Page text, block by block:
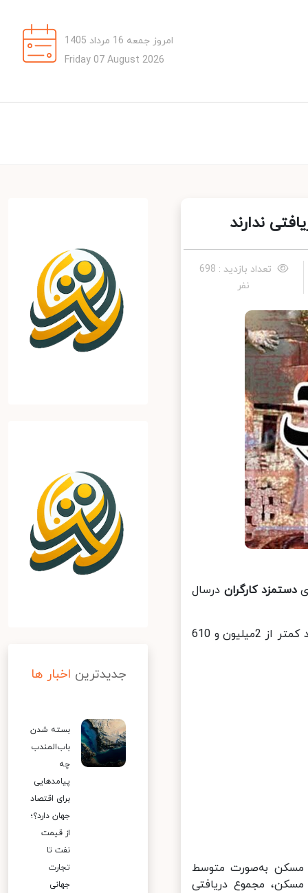
امروز جمعه 16 مرداد 1405
Friday 07 August 2026
تعداد بازدید : 698
نفر
دستمزد کارگراندرسال
از ماه شهریور دیگر هیچ کارگری نباید کمتر از 2میلیون و 610
مسکن به‌صورت متوسط
حق مسکن، مجموع دریافتی
جدیدترین اخبار ها
بسته شدن
باب‌المندب
چه
پیامدهایی
برای اقتصاد
جهان دارد؟؛
از قیمت
نفت تا
تجارت
جهانی